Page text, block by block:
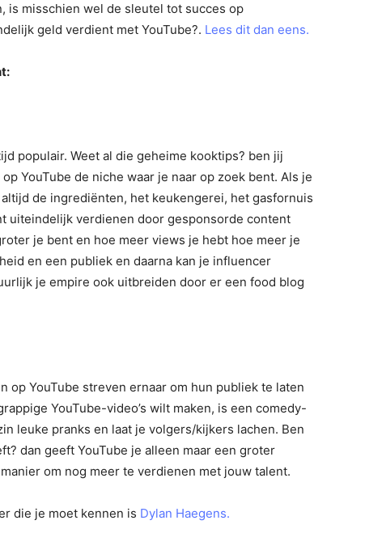
is misschien wel de sleutel tot succes op
geld verdient met YouTube?. Lees dit dan eens.
populair. Weet al die geheime kooktips? ben jij
YouTube de niche waar je naar op zoek bent. Als je
de ingrediënten, het keukengerei, het gasfornuis
uiteindelijk verdienen door gesponsorde content
je bent en hoe meer views je hebt hoe meer je
en een publiek en daarna kan je influencer
je empire ook uitbreiden door er een food blog
op YouTube streven ernaar om hun publiek te laten
YouTube-video’s wilt maken, is een comedy-
leuke pranks en laat je volgers/kijkers lachen. Ben
dan geeft YouTube je alleen maar een groter
om nog meer te verdienen met jouw talent.
die je moet kennen is Dylan Haegens.